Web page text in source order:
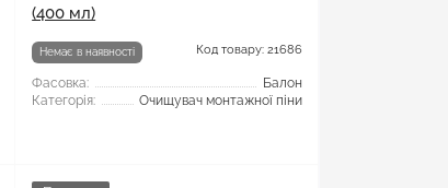
(400 мл)
Немає в наявності Код товару: 21686
Фасовка:
Балон
Категорія:
Очищувач монтажної піни